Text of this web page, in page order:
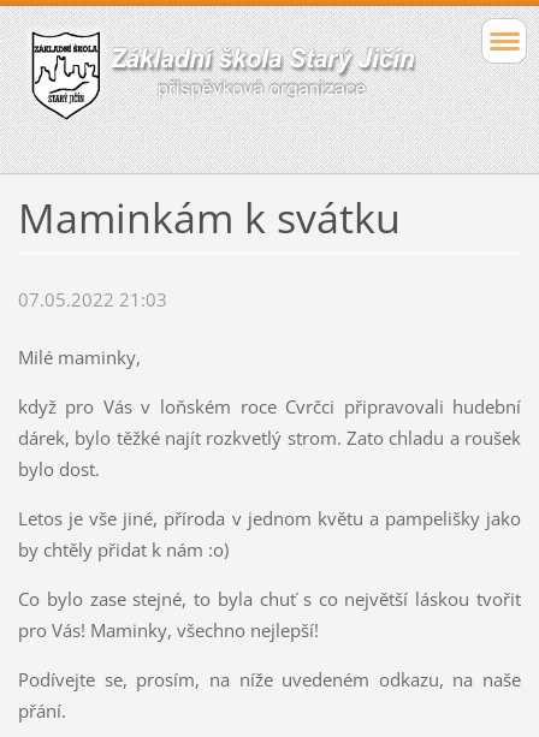
Maminkám k svátku
07.05.2022 21:03
Milé maminky,
když pro Vás v loňském roce Cvrčci připravovali hudební
dárek, bylo těžké najít rozkvetlý strom. Zato chladu a roušek
bylo dost.
Letos je vše jiné, příroda v jednom květu a pampelišky jako
by chtěly přidat k nám :o)
Co bylo zase stejné, to byla chuť s co největší láskou tvořit
pro Vás! Maminky, všechno nejlepší!
Podívejte se, prosím, na níže uvedeném odkazu, na naše
přání.